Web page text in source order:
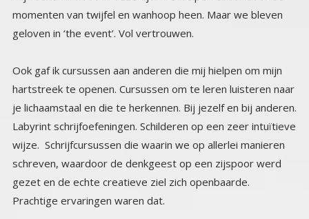
geloven in ‘the event’. Vol vertrouwen.
Ook gaf ik cursussen aan anderen die mij hielpen om mijn
hartstreek te openen. Cursussen om te leren luisteren naar
je lichaamstaal en die te herkennen. Bij jezelf en bij anderen.
Labyrint schrijfoefeningen. Schilderen op een zeer intuïtieve
wijze. Schrijfcursussen die waarin we op allerlei manieren
schreven, waardoor de denkgeest op een zijspoor werd
gezet en de echte creatieve ziel zich openbaarde.
Prachtige ervaringen waren dat.